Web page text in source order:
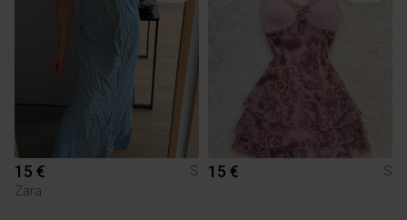
15 €
S
Zara
15 € S